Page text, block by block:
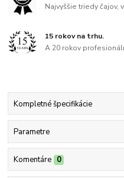
Najvyššie triedy čajov,
15 rokov na trhu.
A 20 rokov
Kompletné špecifikácie
Parametre
Komentáre 0